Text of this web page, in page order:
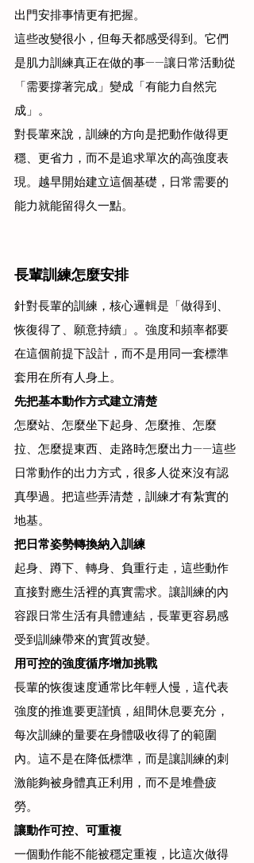
出門安排事情更有把握。
這些改變很小，但每天都感受得到。它們
是肌力訓練真正在做的事——讓日常活動從
「需要撐著完成」變成「有能力自然完
成」。
對長輩來說，訓練的方向是把動作做得更
穩、更省力，而不是追求單次的高強度表
現。越早開始建立這個基礎，日常需要的
能力就能留得久一點。
長輩訓練怎麼安排
針對長輩的訓練，核心邏輯是「做得到、
恢復得了、願意持續」。強度和頻率都要
在這個前提下設計，而不是用同一套標準
套用在所有人身上。
先把基本動作方式建立清楚
怎麼站、怎麼坐下起身、怎麼推、怎麼
拉、怎麼提東西、走路時怎麼出力——這些
日常動作的出力方式，很多人從來沒有認
真學過。把這些弄清楚，訓練才有紮實的
地基。
把日常姿勢轉換納入訓練
起身、蹲下、轉身、負重行走，這些動作
直接對應生活裡的真實需求。讓訓練的內
容跟日常生活有具體連結，長輩更容易感
受到訓練帶來的實質改變。
用可控的強度循序增加挑戰
長輩的恢復速度通常比年輕人慢，這代表
強度的推進要更謹慎，組間休息要充分，
每次訓練的量要在身體吸收得了的範圍
內。這不是在降低標準，而是讓訓練的刺
激能夠被身體真正利用，而不是堆疊疲
勞。
讓動作可控、可重複
一個動作能不能被穩定重複，比這次做得